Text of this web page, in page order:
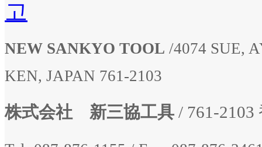
NEW SANKYO TOOL /4074 SUE,
KEN, JAPAN 761-2103
株式会社 新三協工具 / 761-